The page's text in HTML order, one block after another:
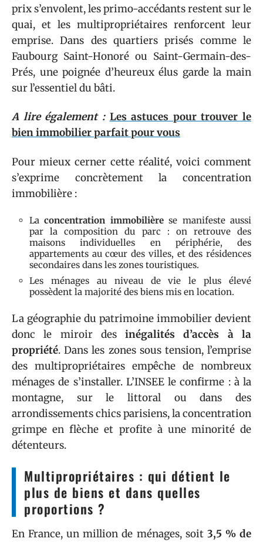
prix s’envolent, les primo-accédants restent sur le
quai, et les multipropriétaires renforcent leur
emprise. Dans des quartiers prisés comme le
Faubourg Saint-Honoré ou Saint-Germain-des-
Prés, une poignée d’heureux élus garde la main
sur l’essentiel du bâti.
A lire également : Les astuces pour trouver le
bien immobilier parfait pour vous
Pour mieux cerner cette réalité, voici comment
s’exprime concrètement la concentration
immobilière :
Laconcentration immobilièrese manifeste aussi
par la composition du parc : on retrouve des
maisons individuelles en périphérie, des
appartements au cœur des villes, et des résidences
secondaires dans les zones touristiques.
Les ménages au niveau de vie le plus élevé
possèdent la majorité des biens mis en location.
La géographie du patrimoine immobilier devient
donc le miroir desinégalités d’accès à la
propriété. Dans les zones sous tension, l’emprise
des multipropriétaires empêche de nombreux
ménages de s’installer. L’INSEE le confirme : à la
montagne, sur le littoral ou dans des
arrondissements chics parisiens, la concentration
grimpe en flèche et profite à une minorité de
détenteurs.
Multipropriétaires : qui détient le
plus de biens et dans quelles
proportions ?
En France, un million de ménages, soit 3,5 % de